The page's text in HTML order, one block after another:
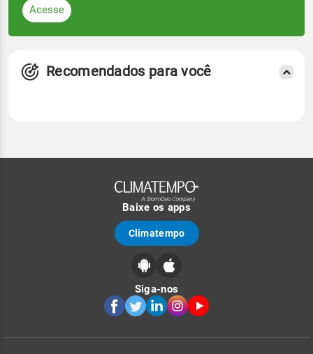
Acesse
Recomendados para você
Baixe os apps
Climatempo
Siga-nos